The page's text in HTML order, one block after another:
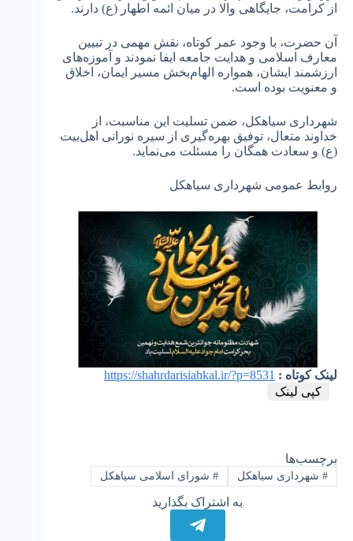
از کرامت، جایگاهی والا در میان ائمه اطهار (ع) دارند.
آن حضرت، با وجود عمر کوتاه، نقش مهمی در تبیین
معارف اسلامی و هدایت جامعه ایفا نمودند و آموزه‌های
ارزشمند ایشان، همواره الهام‌بخش مسیر ایمان، اخلاق
و معنویت بوده است.
شهرداری سیاهکل، ضمن تسلیت این مناسبت، از
خداوند متعال، توفیق بهره‌گیری از سیره نورانی اهل‌بیت
(ع) و سعادت همگان را مسئلت می‌نماید.
روابط عمومی شهرداری سیاهکل
لینک کوتاه : https://shahrdarisiahkal.ir/?p=8531
کپی لینک
برچسب‌ها
#شهرداری سیاهکل #شورای اسلامی سیاهکل
به اشتراک بگذارید